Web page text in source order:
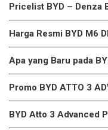
Pricelist BYD – Denza
Harga Resmi BYD M6
Apa yang Baru pada
Promo BYD ATTO 3
BYD Atto 3 Advanced